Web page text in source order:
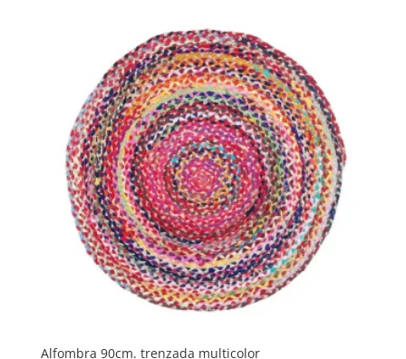
Alfombra 90cm. trenzada multicolor